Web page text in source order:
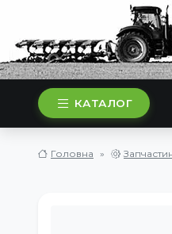
КАТАЛОГ
Головна